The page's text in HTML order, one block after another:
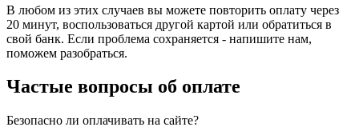
В любом из этих случаев вы можете повторить оплату через
20 минут, воспользоваться другой картой или обратиться в
свой банк. Если проблема сохраняется - напишите нам,
поможем разобраться.
Частые вопросы об оплате
Безопасно ли оплачивать на сайте?